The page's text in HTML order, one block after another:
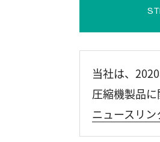
当社は、
圧縮機製品
ニュースリン